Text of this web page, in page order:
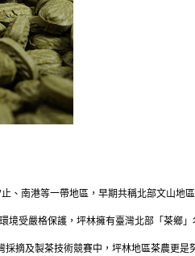
、南港等一帶地區，早期共稱北部文山地區
受嚴格保護，坪林擁有臺灣北部「茶鄉」
採摘及製茶技術競賽中，坪林地區茶農更是